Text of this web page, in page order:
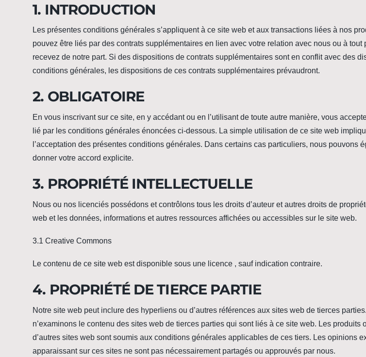
1. INTRODUCTION
Les présentes conditions générales s’appliquent à ce site web et aux transactions liées à nos
pouvez être liés par des contrats supplémentaires en lien avec votre relation avec nous ou à tout
recevez de notre part. Si des dispositions de contrats supplémentaires sont en conflit avec des
conditions générales, les dispositions de ces contrats supplémentaires prévaudront.
2. OBLIGATOIRE
En vous inscrivant sur ce site, en y accédant ou en l’utilisant de toute autre manière, vous
lié par les conditions générales énoncées ci-dessous. La simple utilisation de ce site web
l’acceptation des présentes conditions générales. Dans certains cas particuliers, nous pouvons
donner votre accord explicite.
3. PROPRIÉTÉ INTELLECTUELLE
Nous ou nos licenciés possédons et contrôlons tous les droits d’auteur et autres droits de
web et les données, informations et autres ressources affichées ou accessibles sur le site web.
3.1 Creative Commons
Le contenu de ce site web est disponible sous une licence , sauf indication contraire.
4. PROPRIÉTÉ DE TIERCE PARTIE
Notre site web peut inclure des hyperliens ou d’autres références aux sites web de tierces
n’examinons le contenu des sites web de tierces parties qui sont liés à ce site web. Les produits
d’autres sites web sont soumis aux conditions générales applicables de ces tiers. Les opinions
apparaissant sur ces sites ne sont pas nécessairement partagés ou approuvés par nous.